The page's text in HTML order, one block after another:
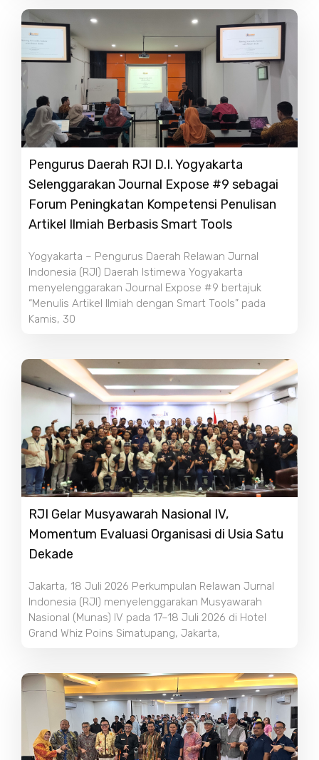
Pengurus Daerah RJI D.I. Yogyakarta
Selenggarakan Journal Expose #9 sebagai
Forum Peningkatan Kompetensi Penulisan
Artikel Ilmiah Berbasis Smart Tools
Yogyakarta – Pengurus Daerah Relawan Jurnal
Indonesia (RJI) Daerah Istimewa Yogyakarta
menyelenggarakan Journal Expose #9 bertajuk
“Menulis Artikel Ilmiah dengan Smart Tools” pada
Kamis, 30
RJI Gelar Musyawarah Nasional IV,
Momentum Evaluasi Organisasi di Usia Satu
Dekade
Jakarta, 18 Juli 2026 Perkumpulan Relawan Jurnal
Indonesia (RJI) menyelenggarakan Musyawarah
Nasional (Munas) IV pada 17–18 Juli 2026 di Hotel
Grand Whiz Poins Simatupang, Jakarta,